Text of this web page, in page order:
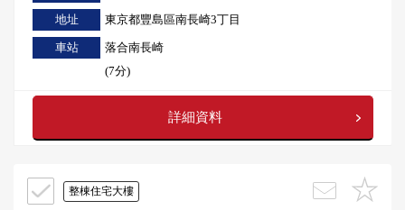
地址 東京都豐島區南長崎3丁目
車站
落合南長崎
(7分)
詳細資料
整棟住宅大樓